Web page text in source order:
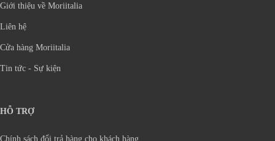
Giới thiệu về Moriitalia
Liên hệ
Cửa hàng Moriitalia
Tin tức - Sự kiện
HỖ TRỢ
Chính sách đổi trả hàng cho khách hàng